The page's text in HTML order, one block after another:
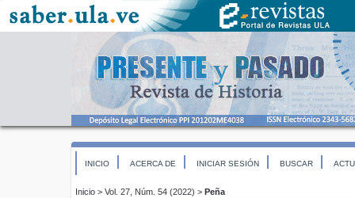
INICIO ACERCA DE INICIAR SESIÓN BUSCAR
Inicio > Vol. 27, Núm. 54 (2022) > Peña